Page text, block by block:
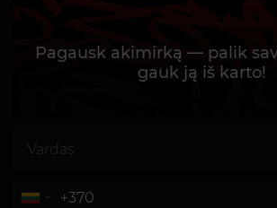
Pagausk akimirką — palik
gauk ją iš karto!